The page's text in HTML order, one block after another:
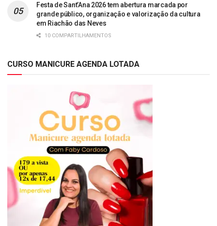
Festa de Sant’Ana 2026 tem abertura marcada por
grande público, organização e valorização da cultura
em Riachão das Neves
10 COMPARTILHAMENTOS
CURSO MANICURE AGENDA LOTADA